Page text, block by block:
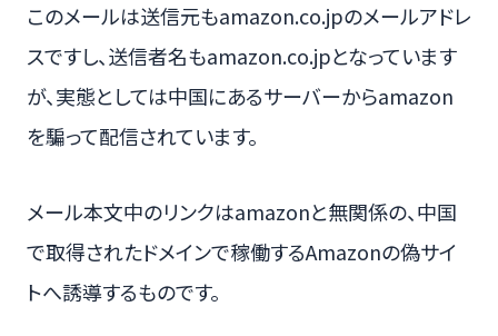
このメールは送信元もamazon.co.jpのメールアドレ
スですし、送信者名もamazon.co.jpとなっています
が、実態としては中国にあるサーバーからamazon
を騙って配信されています。
メール本文中のリンクはamazonと無関係の、中国
で取得されたドメインで稼働するAmazonの偽サイ
トへ誘導するものです。